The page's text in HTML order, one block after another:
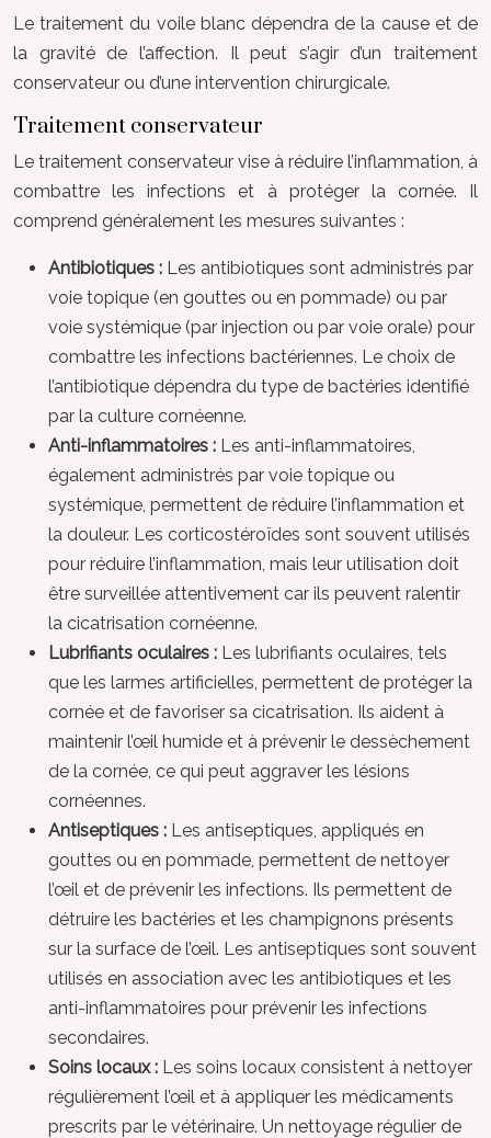
Le traitement du voile blanc dépendra de la cause et de
la gravité de l’affection. Il peut s’agir d’un traitement
conservateur ou d’une intervention chirurgicale.
Traitement conservateur
Le traitement conservateur vise à réduire l’inflammation, à
combattre les infections et à protéger la cornée. Il
comprend généralement les mesures suivantes :
Antibiotiques : Les antibiotiques sont administrés par
voie topique (en gouttes ou en pommade) ou par
voie systémique (par injection ou par voie orale) pour
combattre les infections bactériennes. Le choix de
l’antibiotique dépendra du type de bactéries identifié
par la culture cornéenne.
Anti-inflammatoires : Les anti-inflammatoires,
également administrés par voie topique ou
systémique, permettent de réduire l’inflammation et
la douleur. Les corticostéroïdes sont souvent utilisés
pour réduire l’inflammation, mais leur utilisation doit
être surveillée attentivement car ils peuvent ralentir
la cicatrisation cornéenne.
Lubrifiants oculaires : Les lubrifiants oculaires, tels
que les larmes artificielles, permettent de protéger la
cornée et de favoriser sa cicatrisation. Ils aident à
maintenir l’œil humide et à prévenir le dessèchement
de la cornée, ce qui peut aggraver les lésions
cornéennes.
Antiseptiques : Les antiseptiques, appliqués en
gouttes ou en pommade, permettent de nettoyer
l’œil et de prévenir les infections. Ils permettent de
détruire les bactéries et les champignons présents
sur la surface de l’œil. Les antiseptiques sont souvent
utilisés en association avec les antibiotiques et les
anti-inflammatoires pour prévenir les infections
secondaires.
Soins locaux : Les soins locaux consistent à nettoyer
régulièrement l’œil et à appliquer les médicaments
prescrits par le vétérinaire. Un nettoyage régulier de